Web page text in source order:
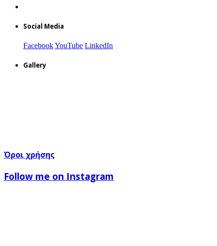
Social Media
FacebookYouTube LinkedIn
Gallery
Όροι χρήσης
Follow me on Instagram